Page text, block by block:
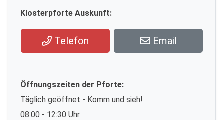
Klosterpforte Auskunft:
Telefon Email
Öffnungszeiten der Pforte:
Täglich geöffnet - Komm und sieh!
08:00 - 12:30 Uhr